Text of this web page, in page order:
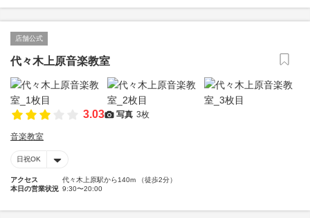
店舗公式
代々木上原音楽教室
3.03 写真 3枚
音楽教室
日祝OK
アクセス
代々木上原駅から140m （徒歩2分）
本日の営業状況 9:30〜20:00